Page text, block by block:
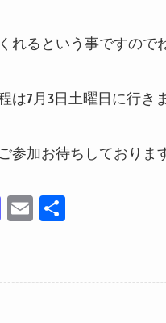
れるという事ですので
は7月3日土曜日に行き
参加お待ちしておりま
M
as
do
E
m
共